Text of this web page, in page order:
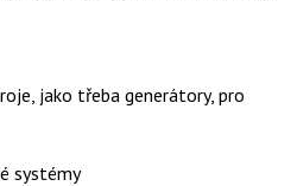
jako třeba generátory, pro
systémy